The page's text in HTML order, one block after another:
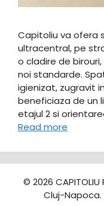
Capitoliu va ofera
ultracentral, pe
o cladire de
noi standarde.
igienizat, zugravit
beneficiaza de un
etajul 2 si
Read more
© 2026
Cluj-